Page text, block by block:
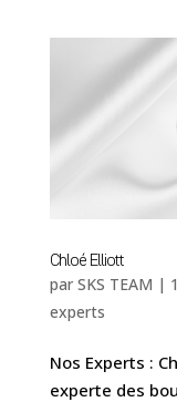
Chloé Elliott
par SKS TEAM |
experts
Nos Experts :
experte des